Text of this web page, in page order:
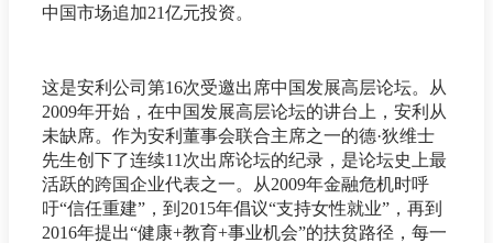
中国市场追加21亿元投资。
这是安利公司第16次受邀出席中国发展高层论坛。从
2009年开始，在中国发展高层论坛的讲台上，安利从
未缺席。作为安利董事会联合主席之一的德·狄维士
先生创下了连续11次出席论坛的纪录，是论坛史上最
活跃的跨国企业代表之一。从2009年金融危机时呼
吁“信任重建”，到2015年倡议“支持女性就业”，再到
2016年提出“健康+教育+事业机会”的扶贫路径，每一